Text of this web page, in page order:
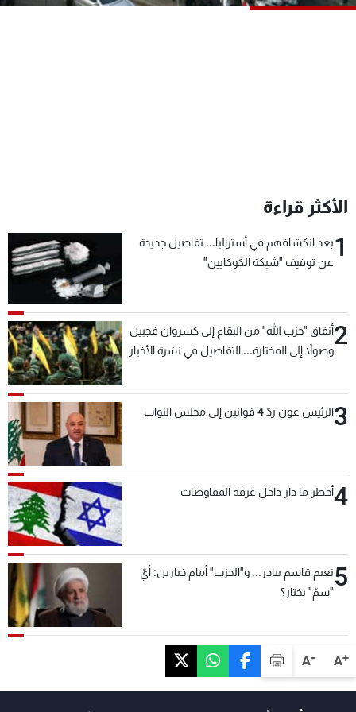
A+
A-
الأكثر قراءة
1بعد انكشافهم في أستراليا... تفاصيل جديدة
عن توقيف "شبكة الكوكايين"
2أنفاق "حزب الله" من البقاع إلى كسروان فجبيل
وصولاً إلى المختارة... التفاصيل في نشرة الأخبار
3الرئيس عون ردّ 4 قوانين إلى مجلس النواب
4أخطر ما دار داخل غرفة المفاوضات
5نعيم قاسم يبادر... و"الحزب" أمام خيارين: أيّ
"سمّ" يختار؟